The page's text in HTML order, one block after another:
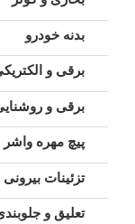
بدنه خودرو
برقی و
برقی و
پیچ مهره واشر
تزئینات بیرونی
تعلیق و